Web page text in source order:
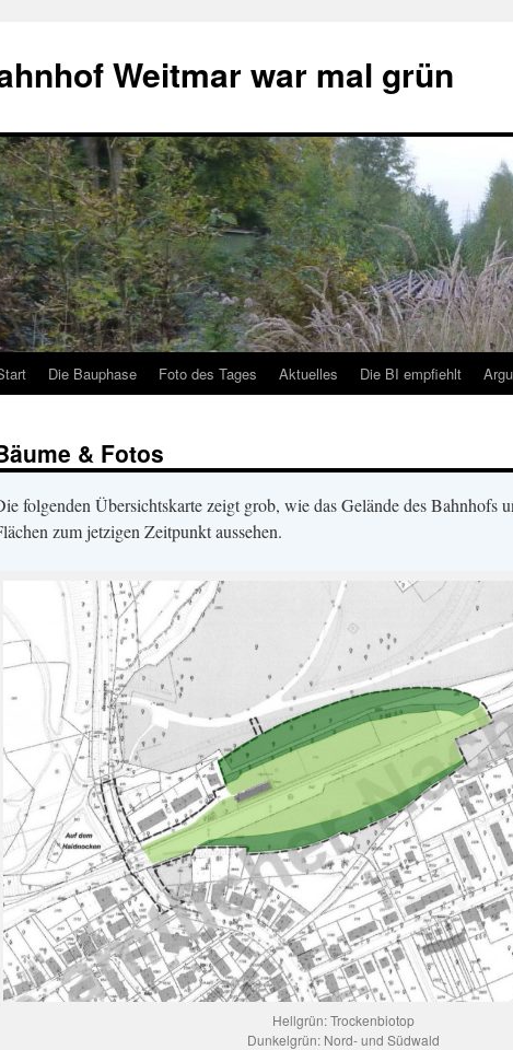
Weitmar war mal grün
Die Bauphase Foto des Tages Aktuelles Die BI empfiehlt
& Fotos
folgenden Übersichtskarte zeigt grob, wie das Gelände des Bahnhofs
zum jetzigen Zeitpunkt aussehen.
Hellgrün: Trockenbiotop
Dunkelgrün: Nord- und Südwald